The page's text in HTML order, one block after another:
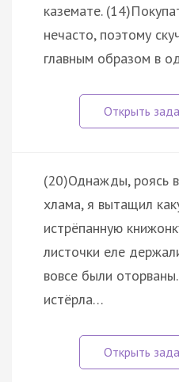
каземате.
нечасто, поэтому
главным образом в
(20)Однажды, роясь
хлама, я вытащил
истрёпанную
листочки еле
вовсе были
истёрла…